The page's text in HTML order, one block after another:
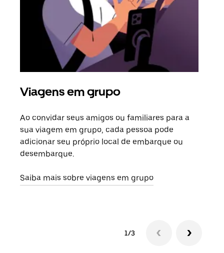
Viagens em grupo
Ao convidar seus amigos ou familiares para a
sua viagem em grupo, cada pessoa pode
adicionar seu próprio local de embarque ou
desembarque.
Saiba mais sobre viagens em grupo
1/3